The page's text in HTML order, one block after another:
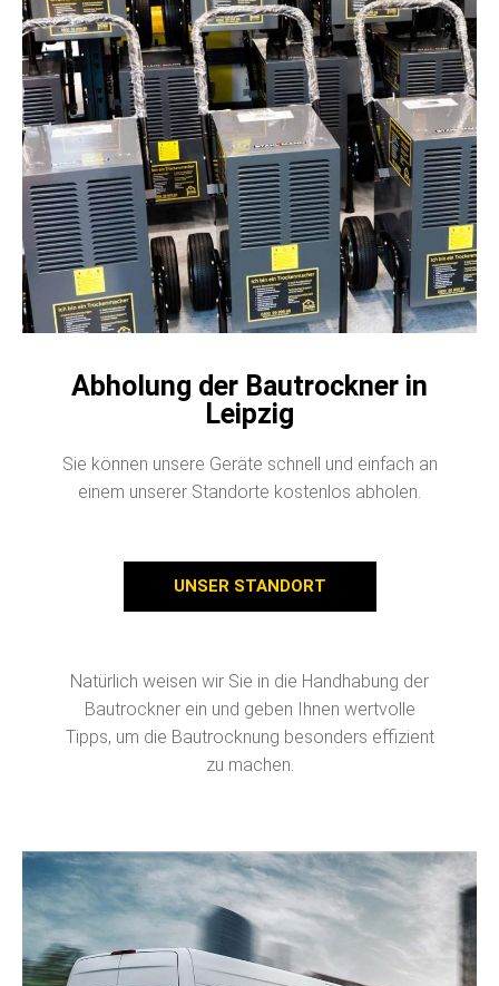
Abholung der Bautrockner in
Leipzig
Sie können unsere Geräte schnell und einfach an
einem unserer Standorte kostenlos abholen.
UNSER STANDORT
Natürlich weisen wir Sie in die Handhabung der
Bautrockner ein und geben Ihnen wertvolle
Tipps, um die Bautrocknung besonders effizient
zu machen.